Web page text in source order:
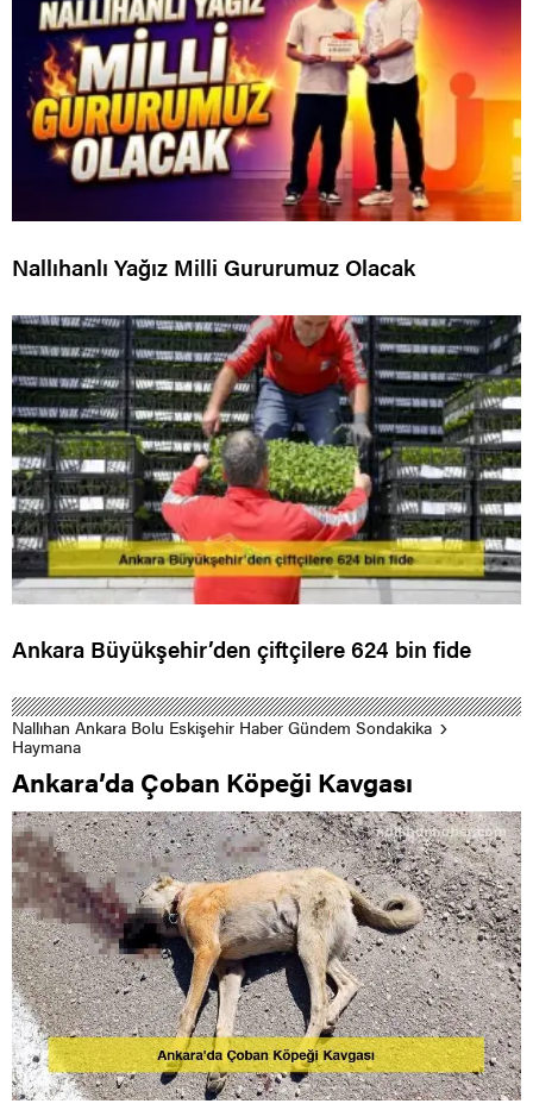
Nallıhanlı Yağız Milli Gururumuz Olacak
Ankara Büyükşehir’den çiftçilere 624 bin fide
Nallıhan Ankara Bolu Eskişehir Haber Gündem Sondakika
Haymana
Ankara’da Çoban Köpeği Kavgası